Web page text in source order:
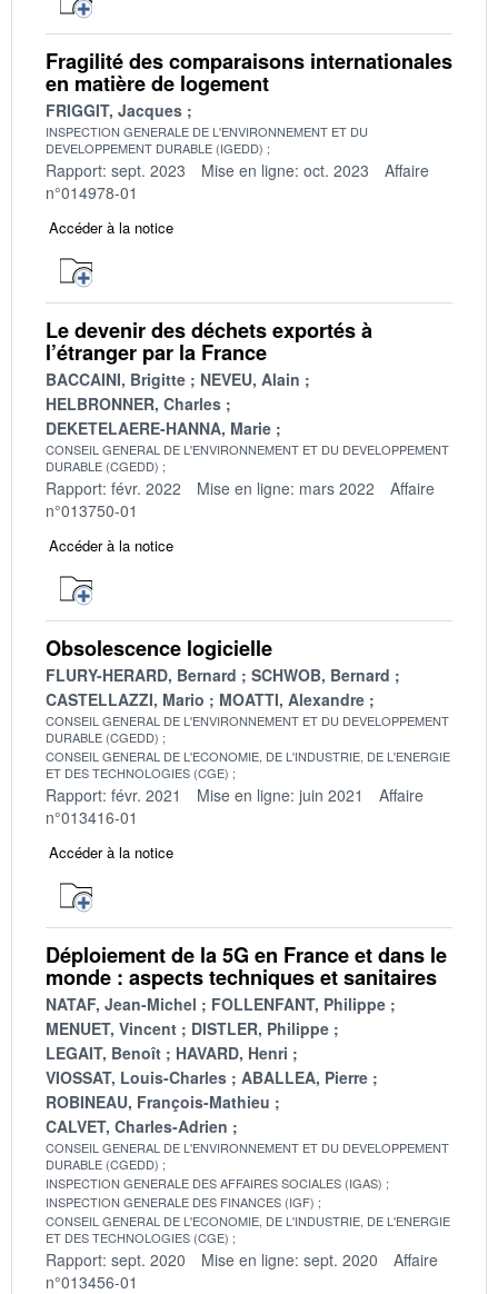
Fragilité des comparaisons internationales
en matière de logement
FRIGGIT, Jacques
INSPECTION GENERALE DE L'ENVIRONNEMENT ET DU
DEVELOPPEMENT DURABLE (IGEDD)
Rapport: sept. 2023 Mise en ligne: oct. 2023
Affaire
n°014978-01
Accéder à la notice
Le devenir des déchets exportés à
l’étranger par la France
BACCAINI, Brigitte
NEVEU, Alain
HELBRONNER, Charles
DEKETELAERE-HANNA, Marie
CONSEIL GENERAL DE L'ENVIRONNEMENT ET DU DEVELOPPEMENT
DURABLE (CGEDD)
Rapport: févr. 2022 Mise en ligne: mars 2022
Affaire
n°013750-01
Accéder à la notice
Obsolescence logicielle
FLURY-HERARD, Bernard
SCHWOB, Bernard
CASTELLAZZI, Mario
MOATTI, Alexandre
CONSEIL GENERAL DE L'ENVIRONNEMENT ET DU DEVELOPPEMENT
DURABLE (CGEDD)
CONSEIL GENERAL DE L'ECONOMIE, DE L'INDUSTRIE, DE L'ENERGIE
ET DES TECHNOLOGIES (CGE)
Rapport: févr. 2021 Mise en ligne: juin 2021
Affaire
n°013416-01
Accéder à la notice
Déploiement de la 5G en France et dans le
monde : aspects techniques et sanitaires
NATAF, Jean-Michel
FOLLENFANT, Philippe
MENUET, Vincent
DISTLER, Philippe
LEGAIT, Benoît
HAVARD, Henri
VIOSSAT, Louis-Charles
ABALLEA, Pierre
ROBINEAU, François-Mathieu
CALVET, Charles-Adrien
CONSEIL GENERAL DE L'ENVIRONNEMENT ET DU DEVELOPPEMENT
DURABLE (CGEDD)
INSPECTION GENERALE DES AFFAIRES SOCIALES (IGAS)
INSPECTION GENERALE DES FINANCES (IGF)
CONSEIL GENERAL DE L'ECONOMIE, DE L'INDUSTRIE, DE L'ENERGIE
ET DES TECHNOLOGIES (CGE)
Rapport: sept. 2020 Mise en ligne: sept. 2020
Affaire
n°013456-01